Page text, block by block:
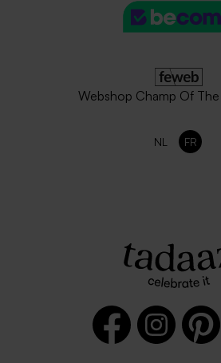
Webshop Champ Of
NL FR